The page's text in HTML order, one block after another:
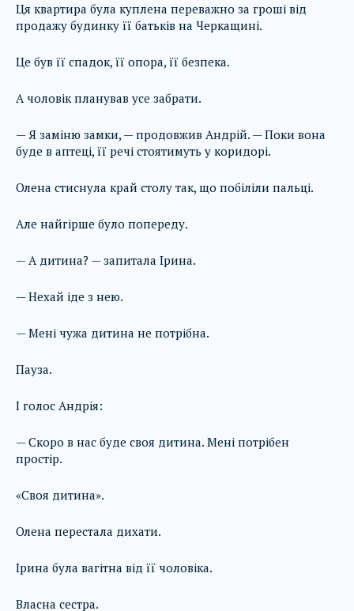
Ця квартира була куплена переважно за гроші від
продажу будинку її батьків на Черкащині.
Це був її спадок, її опора, її безпека.
А чоловік планував усе забрати.
— Я заміню замки, — продовжив Андрій. — Поки вона
буде в аптеці, її речі стоятимуть у коридорі.
Олена стиснула край столу так, що побіліли пальці.
Але найгірше було попереду.
— А дитина? — запитала Ірина.
— Нехай іде з нею.
— Мені чужа дитина не потрібна.
Пауза.
І голос Андрія:
— Скоро в нас буде своя дитина. Мені потрібен
простір.
«Своя дитина».
Олена перестала дихати.
Ірина була вагітна від її чоловіка.
Власна сестра.